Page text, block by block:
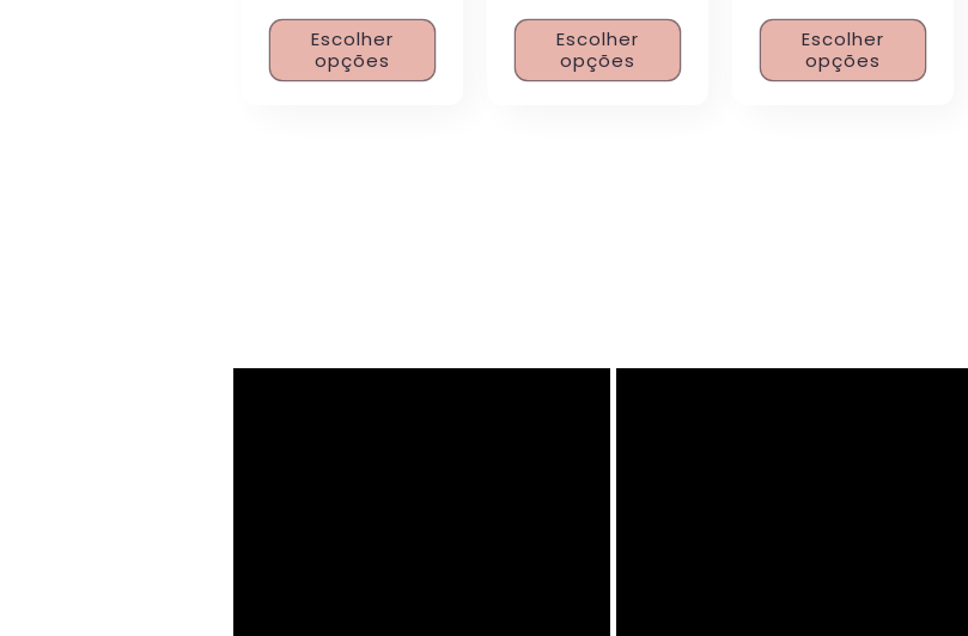
Escolher
opções
Escolher
opções
Escolher
opções